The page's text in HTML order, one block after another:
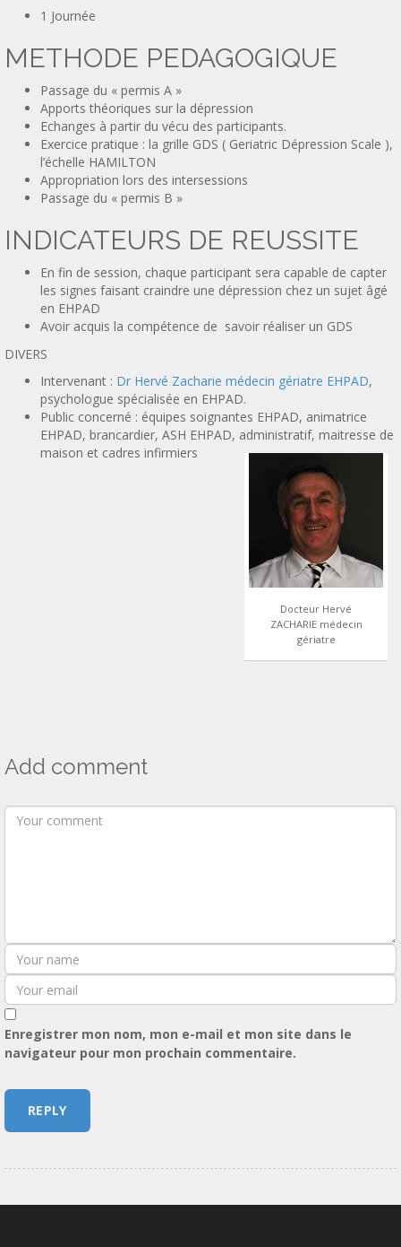
1 Journée
METHODE PEDAGOGIQUE
Passage du « permis A »
Apports théoriques sur la dépression
Echanges à partir du vécu des participants.
Exercice pratique : la grille GDS ( Geriatric Dépression Scale ),
l’échelle HAMILTON
Appropriation lors des intersessions
Passage du « permis B »
INDICATEURS DE REUSSITE
En fin de session, chaque participant sera capable de capter
les signes faisant craindre une dépression chez un sujet âgé
en EHPAD
Avoir acquis la compétence de savoir réaliser un GDS
DIVERS
Intervenant : Dr Hervé Zacharie médecin gériatre EHPAD,
psychologue spécialisée en EHPAD.
Public concerné : équipes soignantes EHPAD, animatrice
EHPAD, brancardier, ASH EHPAD, administratif, maitresse de
maison et cadres infirmiers
Docteur Hervé
ZACHARIE médecin
gériatre
Add comment
Enregistrer mon nom, mon e-mail et mon site dans le
navigateur pour mon prochain commentaire.